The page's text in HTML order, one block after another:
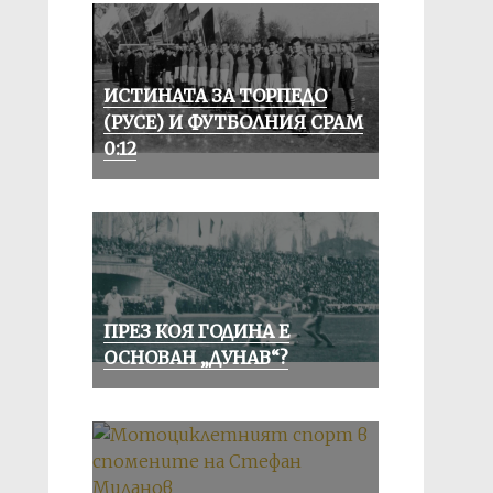
ИСТИНАТА ЗА ТОРПЕДО
(РУСЕ) И ФУТБОЛНИЯ СРАМ
0:12
ПРЕЗ КОЯ ГОДИНА Е
ОСНОВАН „ДУНАВ“?